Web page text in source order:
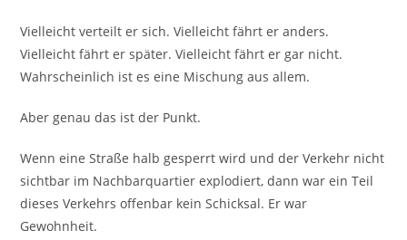
Vielleicht verteilt er sich. Vielleicht fährt er anders.
Vielleicht fährt er später. Vielleicht fährt er gar nicht.
Wahrscheinlich ist es eine Mischung aus allem.
Aber genau das ist der Punkt.
Wenn eine Straße halb gesperrt wird und der Verkehr nicht
sichtbar im Nachbarquartier explodiert, dann war ein Teil
dieses Verkehrs offenbar kein Schicksal. Er war
Gewohnheit.